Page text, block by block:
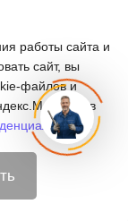
работы сайта и
сайт, вы
файлов и
в